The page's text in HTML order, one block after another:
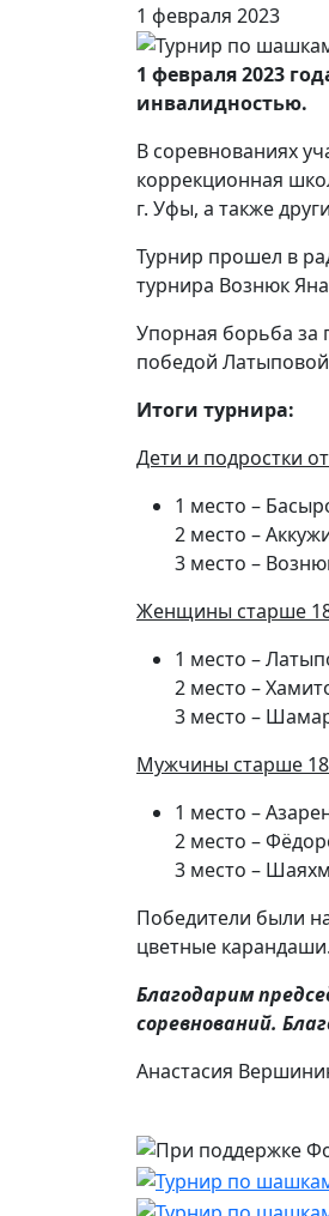
1 февраля 2023
1 февраля 2023
инвалидностью.
В соревнованиях
коррекционная
г. Уфы, а также
Турнир прошел в
турнира Вознюк
Упорная борьба за
победой
Итоги турнира:
Дети и подростки
1 место –
2 место –
3 место –
Женщины старше
1 место –
2 место –
3 место –
Мужчины старше 18
1 место –
2 место –
3 место –
Победители были
цветные карандаши.
Благодарим
соревнований.
Анастасия